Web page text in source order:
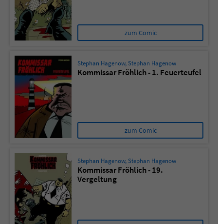
zum Comic
Stephan Hagenow, Stephan Hagenow
Kommissar Fröhlich - 1. Feuerteufel
zum Comic
Stephan Hagenow, Stephan Hagenow
Kommissar Fröhlich - 19.
Vergeltung